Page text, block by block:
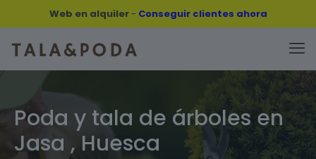
Web en alquiler- Conseguir clientes ahora
Poda y tala de árboles en
Jasa , Huesca